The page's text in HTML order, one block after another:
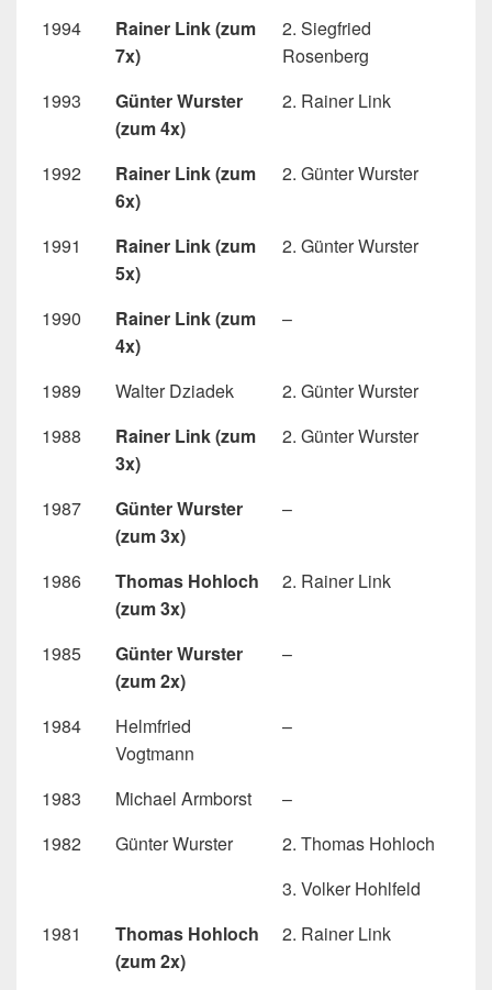
1994
Rainer Link (zum
7x)
2. Siegfried
Rosenberg
1993
Günter Wurster
(zum 4x)
2. Rainer Link
1992
Rainer Link (zum
6x)
2. Günter Wurster
1991
Rainer Link (zum
5x)
2. Günter Wurster
1990
Rainer Link (zum
4x)
–
1989 Walter Dziadek
2. Günter Wurster
1988
Rainer Link (zum
3x)
2. Günter Wurster
1987
Günter Wurster
(zum 3x)
–
1986
Thomas Hohloch
(zum 3x)
2. Rainer Link
1985
Günter Wurster
(zum 2x)
–
1984
Helmfried
Vogtmann
–
1983 Michael Armborst
–
1982
Günter Wurster
2. Thomas Hohloch
3. Volker Hohlfeld
1981
Thomas Hohloch
(zum 2x)
2. Rainer Link